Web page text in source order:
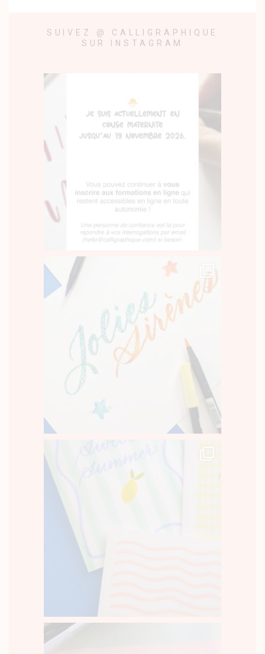
SUIVEZ @ CALLIGRAPHIQUE
SUR INSTAGRAM